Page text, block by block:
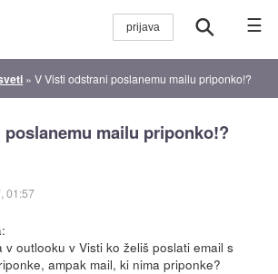
☰
»V Visti odstrani poslanemu mailu priponko!?
mailu priponko!?
01:57
v outlooku v Visti ko želiš poslati email s
ampak mail, ki nima priponke?